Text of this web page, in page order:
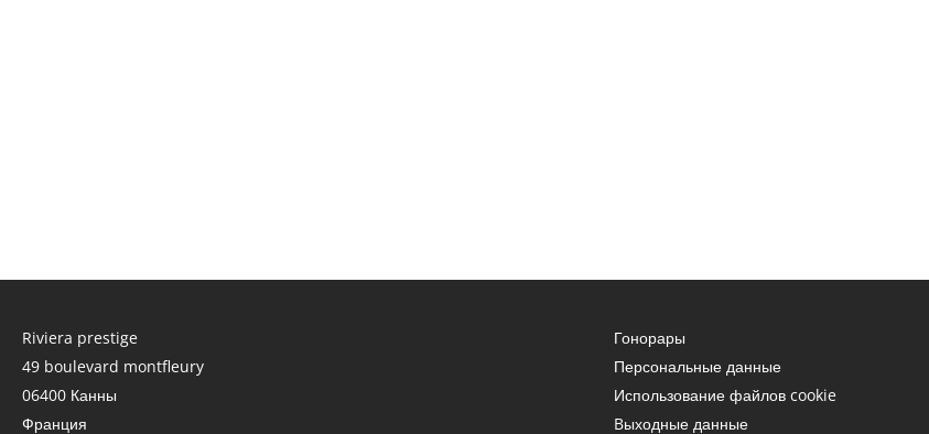
Riviera prestige
49 boulevard montfleury
06400 Канны
Франция
Гонорары
Персональные данные
Использование файлов cookie
Bыходные данные